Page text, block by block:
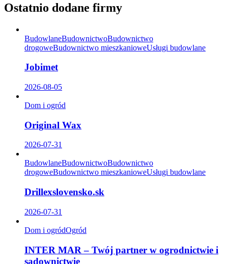
Ostatnio dodane firmy
BudowlaneBudownictwoBudownictwo
drogoweBudownictwo mieszkanioweUsługi budowlane
Jobimet
2026-08-05
Dom i ogród
Original Wax
2026-07-31
BudowlaneBudownictwoBudownictwo
drogoweBudownictwo mieszkanioweUsługi budowlane
Drillexslovensko.sk
2026-07-31
Dom i ogródOgród
INTER MAR – Twój partner w ogrodnictwie i
sadownictwie